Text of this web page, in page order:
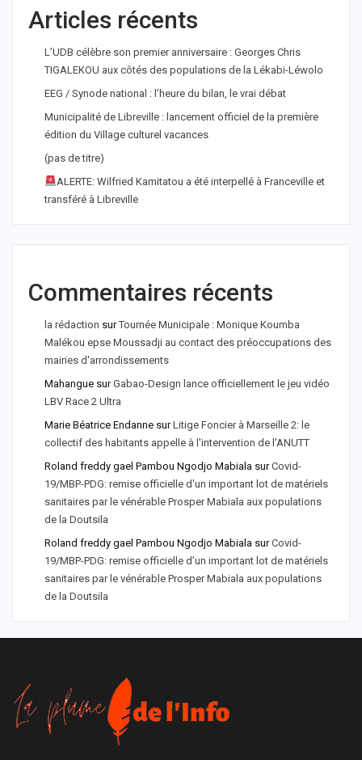
Articles récents
L’UDB célèbre son premier anniversaire : Georges Chris
TIGALEKOU aux côtés des populations de la Lékabi-Léwolo
EEG / Synode national : l’heure du bilan, le vrai débat
Municipalité de Libreville : lancement officiel de la première
édition du Village culturel vacances
(pas de titre)
ALERTE: Wilfried Kamitatou a été interpellé à Franceville et
transféré à Libreville
Commentaires récents
la rédaction surTournée Municipale : Monique Koumba
Malékou epse Moussadji au contact des préoccupations des
mairies d'arrondissements
Mahangue surGabao-Design lance officiellement le jeu vidéo
LBV Race 2 Ultra
Marie Béatrice Endanne surLitige Foncier à Marseille 2: le
collectif des habitants appelle à l'intervention de l'ANUTT
Roland freddy gael Pambou Ngodjo Mabiala surCovid-
19/MBP-PDG: remise officielle d'un important lot de matériels
sanitaires par le vénérable Prosper Mabiala aux populations
de la Doutsila
Roland freddy gael Pambou Ngodjo Mabiala surCovid-
19/MBP-PDG: remise officielle d’un important lot de matériels
sanitaires par le vénérable Prosper Mabiala aux populations
de la Doutsila